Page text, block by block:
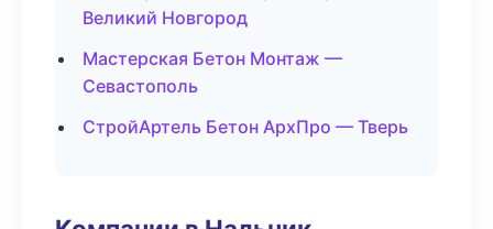
Великий Новгород
Мастерская Бетон Монтаж —
Севастополь
СтройАртель Бетон АрхПро — Тверь